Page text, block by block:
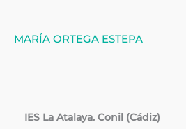
contenido
MARÍA ORTEGA ESTEPA
IES La Atalaya. Conil (Cádiz)